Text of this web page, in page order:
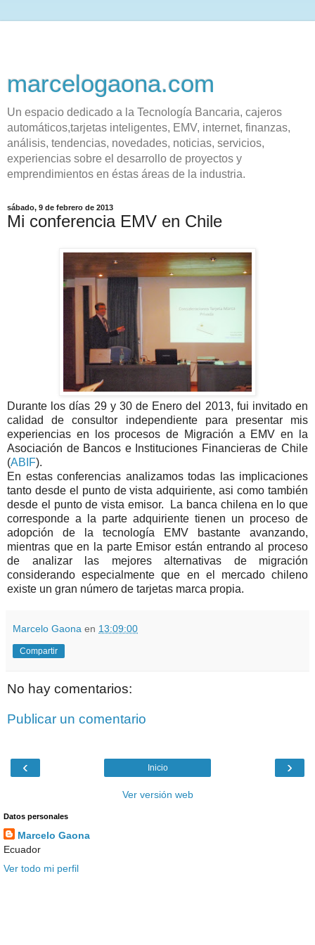
marcelogaona.com
Un espacio dedicado a la Tecnología Bancaria, cajeros
automáticos,tarjetas inteligentes, EMV, internet, finanzas,
análisis, tendencias, novedades, noticias, servicios,
experiencias sobre el desarrollo de proyectos y
emprendimientos en éstas áreas de la industria.
sábado, 9 de febrero de 2013
Mi conferencia EMV en Chile
Durante los días 29 y 30 de Enero del 2013, fui invitado en
calidad de consultor independiente para presentar mis
experiencias en los procesos de Migración a EMV en la
Asociación de Bancos e Instituciones Financieras de Chile
(ABIF).
En estas conferencias analizamos todas las implicaciones
tanto desde el punto de vista adquiriente, asi como también
desde el punto de vista emisor. La banca chilena en lo que
corresponde a la parte adquiriente tienen un proceso de
adopción de la tecnología EMV bastante avanzando,
mientras que en la parte Emisor están entrando al proceso
de analizar las mejores alternativas de migración
considerando especialmente que en el mercado chileno
existe un gran número de tarjetas marca propia.
Marcelo Gaona en 13:09:00
Compartir
No hay comentarios:
Publicar un comentario
‹ ›
Inicio
Ver versión web
Datos personales
Marcelo Gaona
Ecuador
Ver todo mi perfil